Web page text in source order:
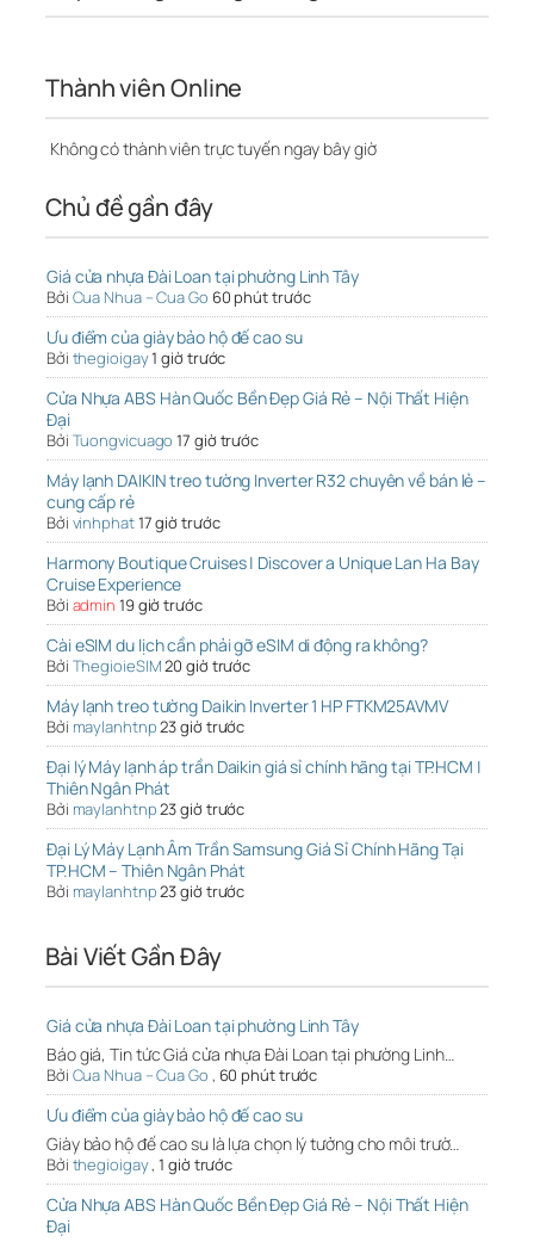
Thành viên Online
Không có thành viên trực tuyến ngay bây giờ
Chủ đề gần đây
Giá cửa nhựa Đài Loan tại phường Linh Tây
Bởi Cua Nhua – Cua Go 60 phút trước
Ưu điểm của giày bảo hộ đế cao su
Bởi thegioigay1 giờ trước
Cửa Nhựa ABS Hàn Quốc Bền Đẹp Giá Rẻ – Nội Thất Hiện
Đại
Bởi Tuongvicuago 17 giờ trước
Máy lạnh DAIKIN treo tường Inverter R32 chuyên về bán lẻ –
cung cấp rẻ
Bởi vinhphat17 giờ trước
Harmony Boutique Cruises | Discover a Unique Lan Ha Bay
Cruise Experience
Bởi admin 19 giờ trước
Cài eSIM du lịch cần phải gỡ eSIM di động ra không?
Bởi ThegioieSIM20 giờ trước
Máy lạnh treo tường Daikin Inverter 1 HP FTKM25AVMV
Bởi maylanhtnp23 giờ trước
Đại lý Máy lạnh áp trần Daikin giá sỉ chính hãng tại TP.HCM |
Thiên Ngân Phát
Bởi maylanhtnp23 giờ trước
Đại Lý Máy Lạnh Âm Trần Samsung Giá Sỉ Chính Hãng Tại
TP.HCM – Thiên Ngân Phát
Bởi maylanhtnp23 giờ trước
Bài Viết Gần Đây
Giá cửa nhựa Đài Loan tại phường Linh Tây
Báo giá, Tin tức Giá cửa nhựa Đài Loan tại phường Linh…
Bởi Cua Nhua – Cua Go , 60 phút trước
Ưu điểm của giày bảo hộ đế cao su
Giày bảo hộ đế cao su là lựa chọn lý tưởng cho môi trườ…
Bởi thegioigay,1 giờ trước
Cửa Nhựa ABS Hàn Quốc Bền Đẹp Giá Rẻ – Nội Thất Hiện
Đại